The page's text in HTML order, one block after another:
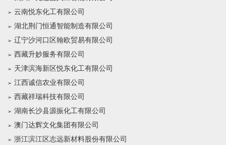
云南悦东化工有限公司
湖北荆门恒通智能制造有限公司
辽宁沙河口区翰欧贸易有限公司
西藏升妙服务有限公司
天津滨海新区悦东化工有限公司
江西诚信农业有限公司
西藏祥瑞科技有限公司
湖南长沙县源振化工有限公司
澳门达辉文化集团有限公司
浙江滨江区志远新材料股份有限公司